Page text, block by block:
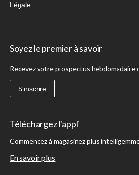
Légale
Soyez le premier à savoir
Recevez votre prospectus hebdomadaire
S'inscrire
Téléchargez l'appli
Commencez à magasinez plus
En savoir plus